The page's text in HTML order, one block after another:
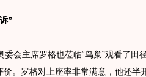
”
主席罗格也莅临“鸟巢”观看了田
。罗格对上座率非常满意，他还半